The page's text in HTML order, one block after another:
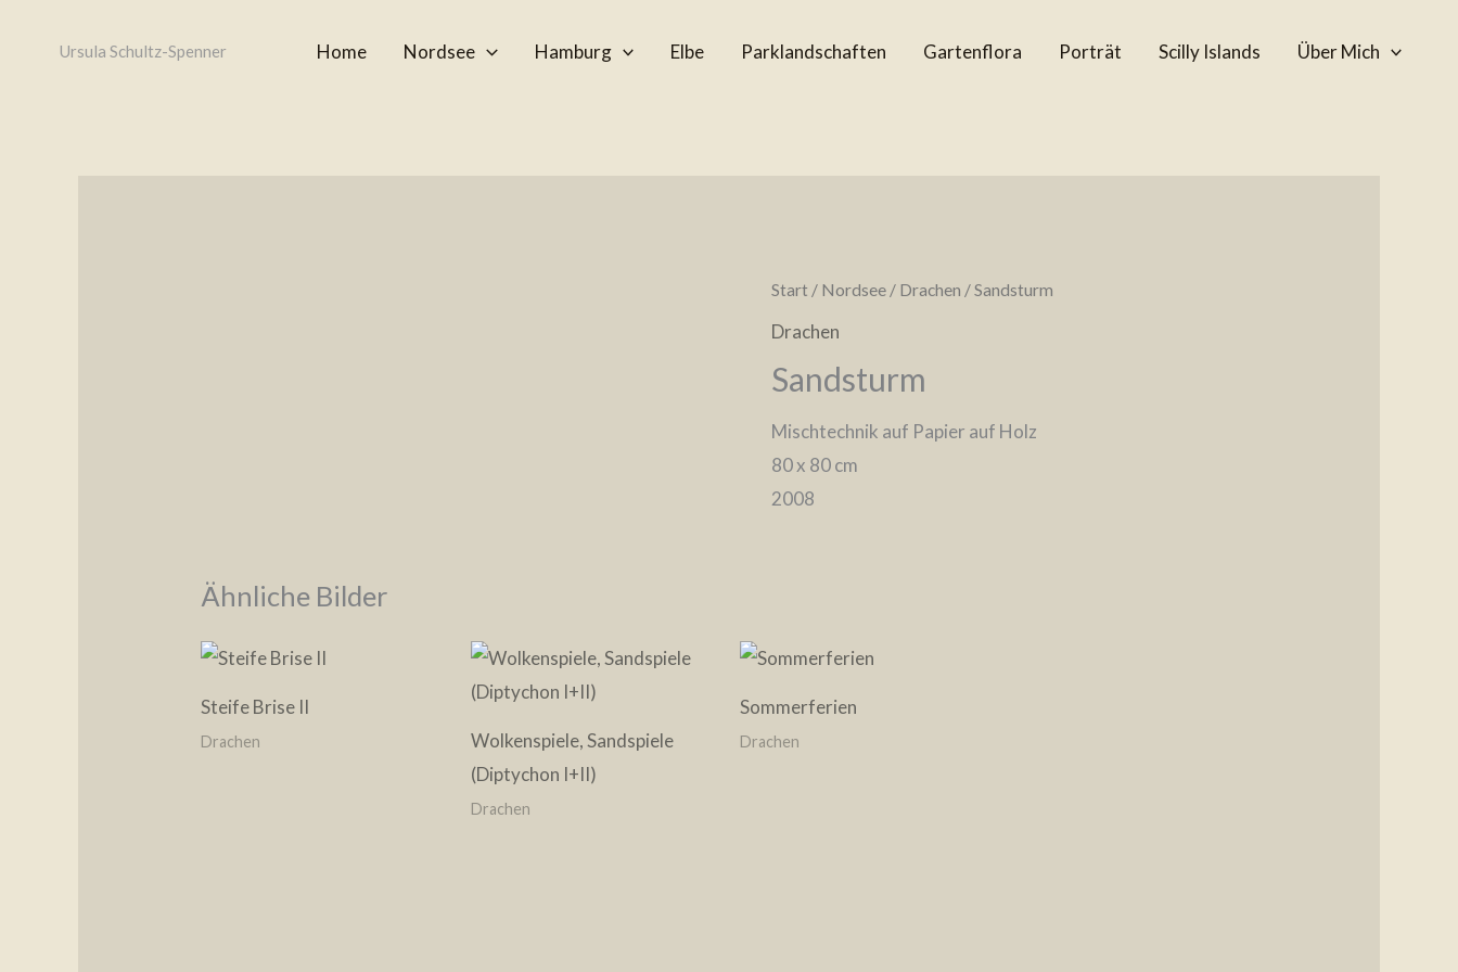
Ursula Schultz-Spenner Home Nordsee Hamburg Elbe Parklandschaften Gartenflora Porträt Scilly Islands Über Mich
Start / Nordsee/ Drachen / Sandsturm
Drachen
Sandsturm
Mischtechnik auf Papier auf Holz
80 x 80 cm
2008
Ähnliche Bilder
Steife Brise II
Drachen
Wolkenspiele, Sandspiele
(Diptychon I+II)
Drachen
Sommerferien
Drachen